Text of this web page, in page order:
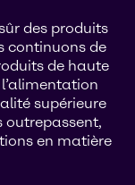
des produits
continuons de
de haute
supérieure
outrepassent,
en matière